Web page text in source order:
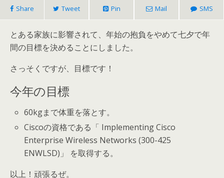
Share Tweet Pin Mail SMS
とある家族に影響されて、年始の抱負をやめて七夕で年
間の目標を決めることにしました。
さっそくですが、目標です！
今年の目標
60kgまで体重を落とす。
Ciscoの資格である「 Implementing Cisco
Enterprise Wireless Networks (300-425
ENWLSD)」 を取得する。
以上！頑張るぜ。